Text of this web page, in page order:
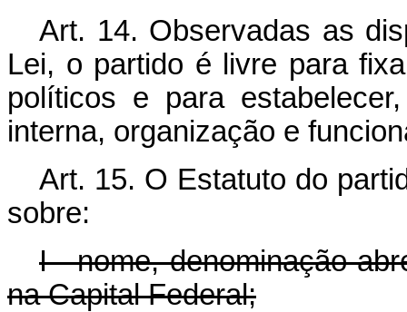
Art. 14. Observadas as
Lei, o partido é livre para
políticos e para
interna, organização e
Art. 15. O Estatuto do
sobre:
I - nome, denominação
na Capital Federal;